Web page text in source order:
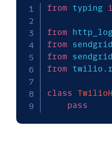
from typing
from
from
from sendgrid
from twilio .
class
pass